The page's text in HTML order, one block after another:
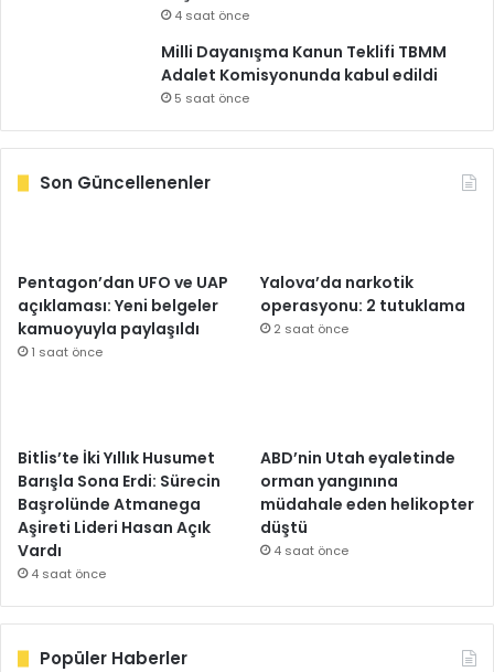
4 saat önce
Milli Dayanışma Kanun Teklifi TBMM
Adalet Komisyonunda kabul edildi
5 saat önce
Son Güncellenenler
Pentagon’dan UFO ve UAP
açıklaması: Yeni belgeler
kamuoyuyla paylaşıldı
1 saat önce
Yalova’da narkotik
operasyonu: 2 tutuklama
2 saat önce
Bitlis’te İki Yıllık Husumet
Barışla Sona Erdi: Sürecin
Başrolünde Atmanega
Aşireti Lideri Hasan Açık
Vardı
4 saat önce
ABD’nin Utah eyaletinde
orman yangınına
müdahale eden helikopter
düştü
4 saat önce
Popüler Haberler